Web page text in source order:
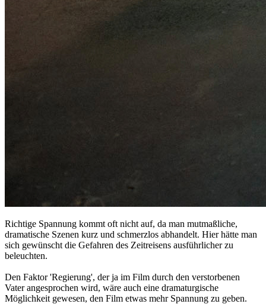
Richtige Spannung kommt oft nicht auf, da man mutmaßliche,
dramatische Szenen kurz und schmerzlos abhandelt. Hier hätte man
sich gewünscht die Gefahren des Zeitreisens ausführlicher zu
beleuchten.
Den Faktor 'Regierung', der ja im Film durch den verstorbenen
Vater angesprochen wird, wäre auch eine dramaturgische
Möglichkeit gewesen, den Film etwas mehr Spannung zu geben.